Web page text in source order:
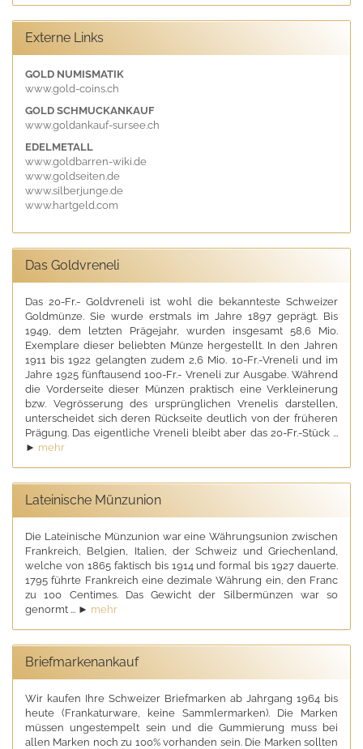
Externe Links
GOLD NUMISMATIK
www.gold-coins.ch
GOLD SCHMUCKANKAUF
www.goldankauf-sursee.ch
EDELMETALL
www.goldbarren-wiki.de
www.goldseiten.de
www.silberjunge.de
www.hartgeld.com
Das Goldvreneli
Das 20-Fr.- Goldvreneli ist wohl die bekannteste Schweizer
Goldmünze. Sie wurde erstmals im Jahre 1897 geprägt. Bis
1949, dem letzten Prägejahr, wurden insgesamt 58,6 Mio.
Exemplare dieser beliebten Münze hergestellt. In den Jahren
1911 bis 1922 gelangten zudem 2,6 Mio. 10-Fr.-Vreneli und im
Jahre 1925 fünftausend 100-Fr.- Vreneli zur Ausgabe. Während
die Vorderseite dieser Münzen praktisch eine Verkleinerung
bzw. Vegrösserung des ursprünglichen Vrenelis darstellen,
unterscheidet sich deren Rückseite deutlich von der früheren
Prägung. Das eigentliche Vreneli bleibt aber das 20-Fr.-Stück ...
► mehr
Lateinische Münzunion
Die Lateinische Münzunion war eine Währungsunion zwischen
Frankreich, Belgien, Italien, der Schweiz und Griechenland,
welche von 1865 faktisch bis 1914 und formal bis 1927 dauerte.
1795 führte Frankreich eine dezimale Währung ein, den Franc
zu 100 Centimes. Das Gewicht der Silbermünzen war so
genormt ... ► mehr
Briefmarkenankauf
Wir kaufen Ihre Schweizer Briefmarken ab Jahrgang 1964 bis
heute (Frankaturware, keine Sammlermarken). Die Marken
müssen ungestempelt sein und die Gummierung muss bei
allen Marken noch zu 100% vorhanden sein. Die Marken sollten